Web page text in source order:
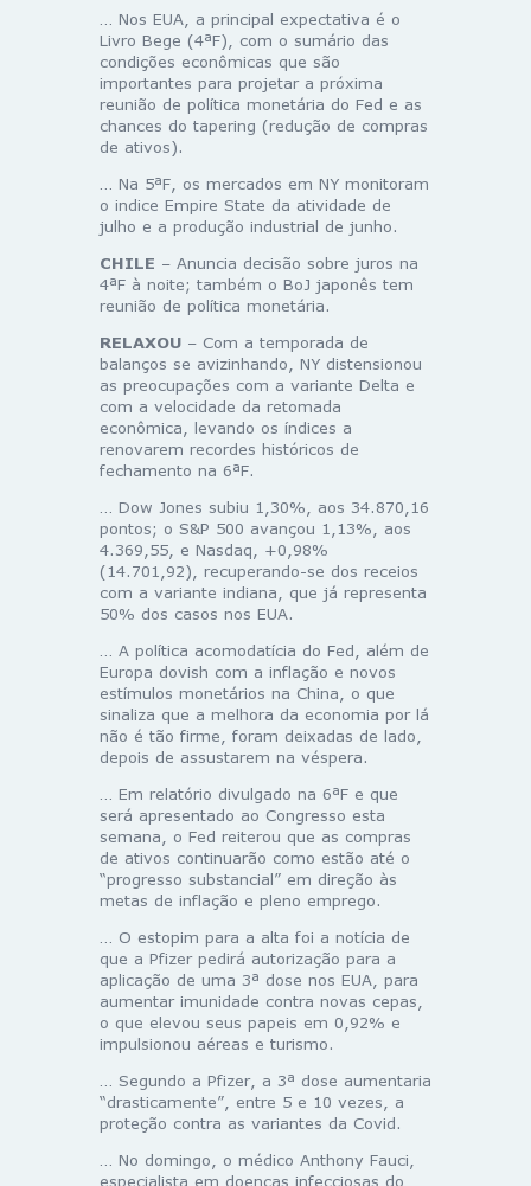
… Nos EUA, a principal expectativa é o
Livro Bege (4ªF), com o sumário das
condições econômicas que são
importantes para projetar a próxima
reunião de política monetária do Fed e as
chances do tapering (redução de compras
de ativos).
… Na 5ªF, os mercados em NY monitoram
o indice Empire State da atividade de
julho e a produção industrial de junho.
CHILE – Anuncia decisão sobre juros na
4ªF à noite; também o BoJ japonês tem
reunião de política monetária.
RELAXOU – Com a temporada de
balanços se avizinhando, NY distensionou
as preocupações com a variante Delta e
com a velocidade da retomada
econômica, levando os índices a
renovarem recordes históricos de
fechamento na 6ªF.
… Dow Jones subiu 1,30%, aos 34.870,16
pontos; o S&P 500 avançou 1,13%, aos
4.369,55, e Nasdaq, +0,98%
(14.701,92), recuperando-se dos receios
com a variante indiana, que já representa
50% dos casos nos EUA.
… A política acomodatícia do Fed, além de
Europa dovish com a inflação e novos
estímulos monetários na China, o que
sinaliza que a melhora da economia por lá
não é tão firme, foram deixadas de lado,
depois de assustarem na véspera.
… Em relatório divulgado na 6ªF e que
será apresentado ao Congresso esta
semana, o Fed reiterou que as compras
de ativos continuarão como estão até o
“progresso substancial” em direção às
metas de inflação e pleno emprego.
… O estopim para a alta foi a notícia de
que a Pfizer pedirá autorização para a
aplicação de uma 3ª dose nos EUA, para
aumentar imunidade contra novas cepas,
o que elevou seus papeis em 0,92% e
impulsionou aéreas e turismo.
… Segundo a Pfizer, a 3ª dose aumentaria
“drasticamente”, entre 5 e 10 vezes, a
proteção contra as variantes da Covid.
… No domingo, o médico Anthony Fauci,
especialista em doenças infecciosas do